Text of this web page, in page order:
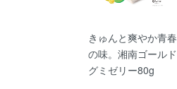
きゅんと爽やか青春
の味。湘南ゴールド
グミゼリー80g